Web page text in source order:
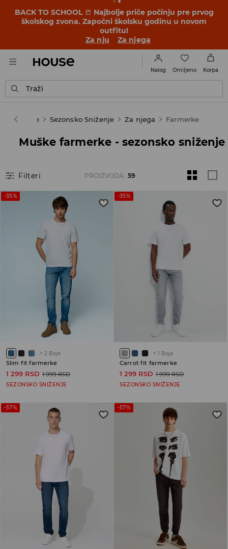
OMG, kako je povoljno! Dozvoli da te iznenadimo –
pogledaj nove cene u akciji SEZONSKO SNIŽENJE ➡️
Za nju
Za njega
Nalog Omiljeno Korpa
Traži
House Sezonsko Sniženje Za njega Farmerke
Muške farmerke - sezonsko sniženje
Filteri PROIZVODA: 59
-35%
+ 2 Boje
Slim fit farmerke
1 299 RSD 1 999 RSD
SEZONSKO SNIŽENJE
-35%
+ 1 Boja
Carrot fit farmerke
1 299 RSD 1 999 RSD
SEZONSKO SNIŽENJE
-57% -57%